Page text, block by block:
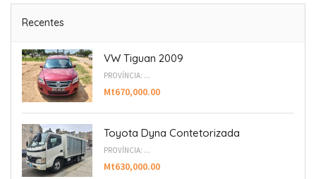
Recentes
VW Tiguan 2009
PROVÍNCIA: ...
Mt670,000.00
Toyota Dyna Contetorizada
PROVÍNCIA: ...
Mt630,000.00